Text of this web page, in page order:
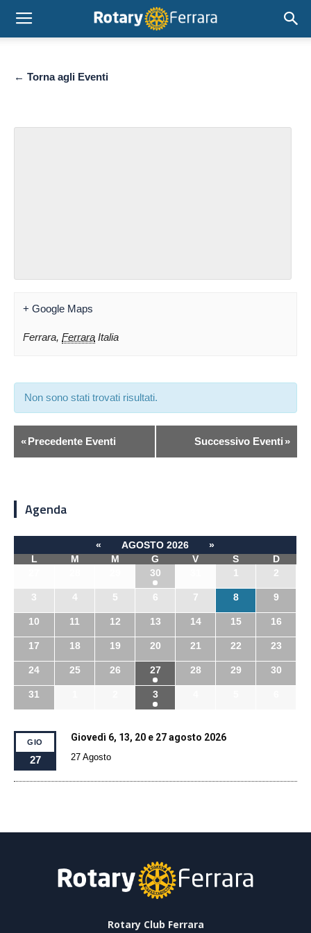
← Torna agli Eventi
+ Google Maps
Ferrara, Ferrara Italia
Non sono stati trovati risultati.
«Precedente Eventi Successivo Eventi »
Agenda
« AGOSTO 2026
»
L
M M G V S
D
30 1 2
3 4 5 6 7 8 9
10 11 12 13 14 15 16
17 18 19 20 21 22 23
24 25 26 27 28 29 30
31 3
GIO
27
Giovedì 6, 13, 20 e 27 agosto 2026
27 Agosto
Rotary Club Ferrara